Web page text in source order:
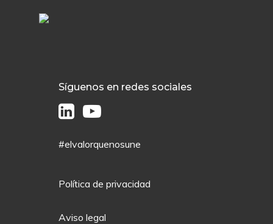
Síguenos en redes sociales
#elvalorquenosune
Política de privacidad
Aviso legal